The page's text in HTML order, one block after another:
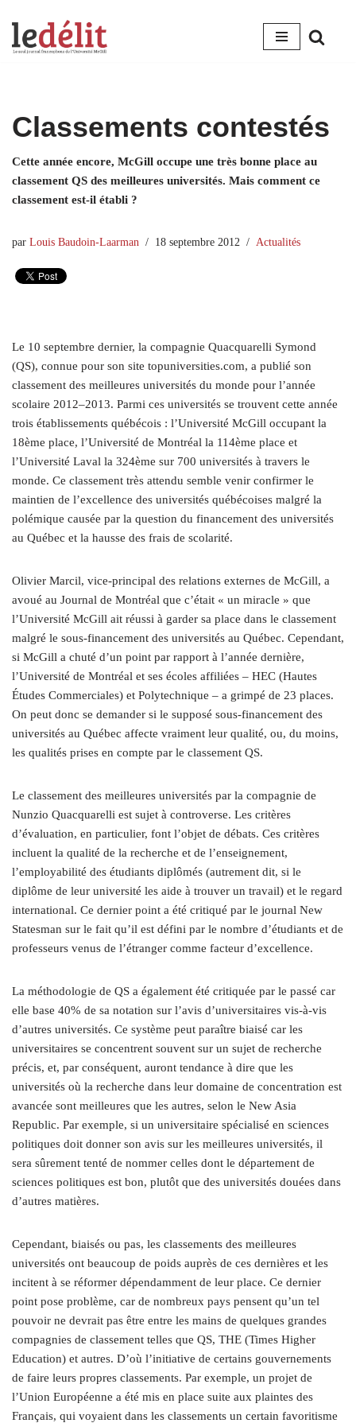
Aller
Classements contestés
Cette année encore, McGill occupe une très bonne place au
classement QS des meilleures universités. Mais comment ce
classement est-il établi ?
par Louis Baudoin-Laarman 18 septembre 2012 Actualités
Le 10 septembre dernier, la compagnie Quacquarelli Symond
(QS), connue pour son site topuniversities​.com, a publié son
classement des meilleures universités du monde pour l’année
scolaire 2012–2013. Parmi ces universités se trouvent cette année
trois établissements québécois : l’Université McGill occupant la
18ème place, l’Université de Montréal la 114ème place et
l’Université Laval la 324ème sur 700 universités à travers le
monde. Ce classement très attendu semble venir confirmer le
maintien de l’excellence des universités québécoises malgré la
polémique causée par la question du financement des universités
au Québec et la hausse des frais de scolarité.
Olivier Marcil, vice-principal des relations externes de McGill, a
avoué au Journal de Montréal que c’était « un miracle » que
l’Université McGill ait réussi à garder sa place dans le classement
malgré le sous-financement des universités au Québec. Cependant,
si McGill a chuté d’un point par rapport à l’année dernière,
l’Université de Montréal et ses écoles affiliées – HEC (Hautes
Études Commerciales) et Polytechnique – a grimpé de 23 places.
On peut donc se demander si le supposé sous-financement des
universités au Québec affecte vraiment leur qualité, ou, du moins,
les qualités prises en compte par le classement QS.
Le classement des meilleures universités par la compagnie de
Nunzio Quacquarelli est sujet à controverse. Les critères
d’évaluation, en particulier, font l’objet de débats. Ces critères
incluent la qualité de la recherche et de l’enseignement,
l’employabilité des étudiants diplômés (autrement dit, si le
diplôme de leur université les aide à trouver un travail) et le regard
international. Ce dernier point a été critiqué par le journal New
Statesman sur le fait qu’il est défini par le nombre d’étudiants et de
professeurs venus de l’étranger comme facteur d’excellence.
La méthodologie de QS a également été critiquée par le passé car
elle base 40% de sa notation sur l’avis d’universitaires vis-à-vis
d’autres universités. Ce système peut paraître biaisé car les
universitaires se concentrent souvent sur un sujet de recherche
précis, et, par conséquent, auront tendance à dire que les
universités où la recherche dans leur domaine de concentration est
avancée sont meilleures que les autres, selon le New Asia
Republic. Par exemple, si un universitaire spécialisé en sciences
politiques doit donner son avis sur les meilleures universités, il
sera sûrement tenté de nommer celles dont le département de
sciences politiques est bon, plutôt que des universités douées dans
d’autres matières.
Cependant, biaisés ou pas, les classements des meilleures
universités ont beaucoup de poids auprès de ces dernières et les
incitent à se réformer dépendamment de leur place. Ce dernier
point pose problème, car de nombreux pays pensent qu’un tel
pouvoir ne devrait pas être entre les mains de quelques grandes
compagnies de classement telles que QS, THE (Times Higher
Education) et autres. D’où l’initiative de certains gouvernements
de faire leurs propres classements. Par exemple, un projet de
l’Union Européenne a été mis en place suite aux plaintes des
Français, qui voyaient dans les classements un certain favoritisme